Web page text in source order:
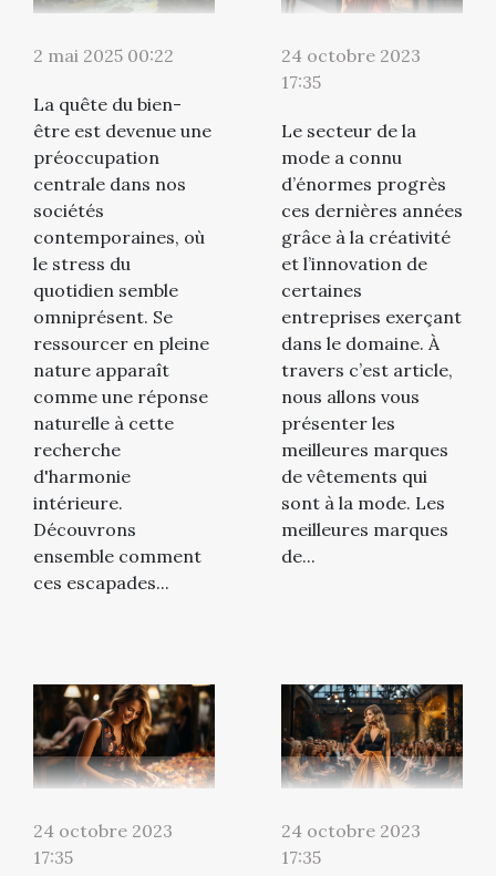
nombreuses qualités qui le rendent
idéal pour un usage quotidien. Reconnu
pour sa durabilité exceptionnelle, ce
matériau résiste aux rayures et à la
corrosion, conservant ainsi son éclat
malgré le...
2 mai 2025 00:22
La quête du bien-
être est devenue une
préoccupation
centrale dans nos
sociétés
contemporaines, où
le stress du
quotidien semble
omniprésent. Se
ressourcer en pleine
nature apparaît
comme une réponse
naturelle à cette
recherche
d'harmonie
intérieure.
Découvrons
ensemble comment
ces escapades...
24 octobre 2023
17:35
Le secteur de la
mode a connu
d’énormes progrès
ces dernières années
grâce à la créativité
et l’innovation de
certaines
entreprises exerçant
dans le domaine. À
travers c’est article,
nous allons vous
présenter les
meilleures marques
de vêtements qui
sont à la mode. Les
meilleures marques
de...
24 octobre 2023
17:35
24 octobre 2023
17:35